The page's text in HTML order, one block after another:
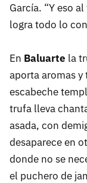
García. “Y eso
logra todo lo
En Baluarte la
aporta aromas y
escabeche
trufa lleva
asada, con
desaparece en
donde no se
el puchero de